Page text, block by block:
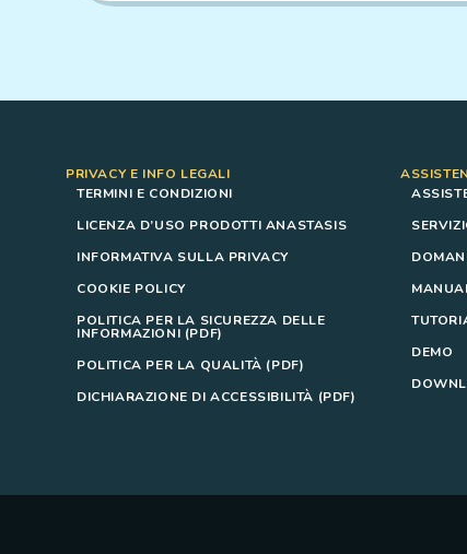
PRIVACY E INFO LEGALI
TERMINI E CONDIZIONI
LICENZA D’USO PRODOTTI ANASTASIS
INFORMATIVA SULLA PRIVACY
COOKIE POLICY
POLITICA PER LA SICUREZZA DELLE
INFORMAZIONI (PDF)
POLITICA PER LA QUALITÀ (PDF)
DICHIARAZIONE DI ACCESSIBILITÀ (PDF)
DEMO